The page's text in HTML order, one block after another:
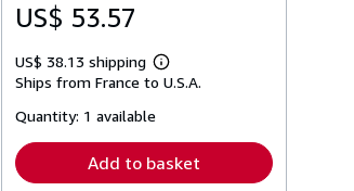
US$ 53.57
US$ 38.13 shipping
Learn
more
Ships from France to U.S.A.
Quantity: 1 available
Add to basket